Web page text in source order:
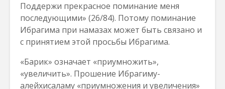
Поддержи прекрасное поминание меня
последующими» (26/84). Потому поминание
Ибрагима при намазах может быть связано и
с принятием этой просьбы Ибрагима.
«Барик» означает «приумножить»,
«увеличить». Прошение Ибрагиму-
алейхисаламу «приумножения и увеличения»